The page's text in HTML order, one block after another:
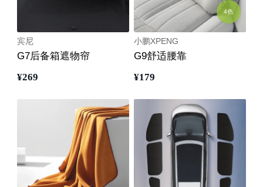
宾尼
G7后备箱遮物帘
¥269
4色
小鹏XPENG
G9舒适腰靠
¥179